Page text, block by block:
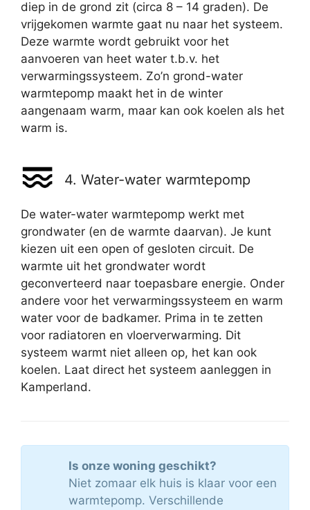
diep in de grond zit (circa 8 – 14 graden). De
vrijgekomen warmte gaat nu naar het systeem.
Deze warmte wordt gebruikt voor het
aanvoeren van heet water t.b.v. het
verwarmingssysteem. Zo’n grond-water
warmtepomp maakt het in de winter
aangenaam warm, maar kan ook koelen als het
warm is.
4. Water-water warmtepomp
De water-water warmtepomp werkt met
grondwater (en de warmte daarvan). Je kunt
kiezen uit een open of gesloten circuit. De
warmte uit het grondwater wordt
geconverteerd naar toepasbare energie. Onder
andere voor het verwarmingssysteem en warm
water voor de badkamer. Prima in te zetten
voor radiatoren en vloerverwarming. Dit
systeem warmt niet alleen op, het kan ook
koelen. Laat direct het systeem aanleggen in
Kamperland.
Is onze woning geschikt?
Niet zomaar elk huis is klaar voor een
warmtepomp. Verschillende